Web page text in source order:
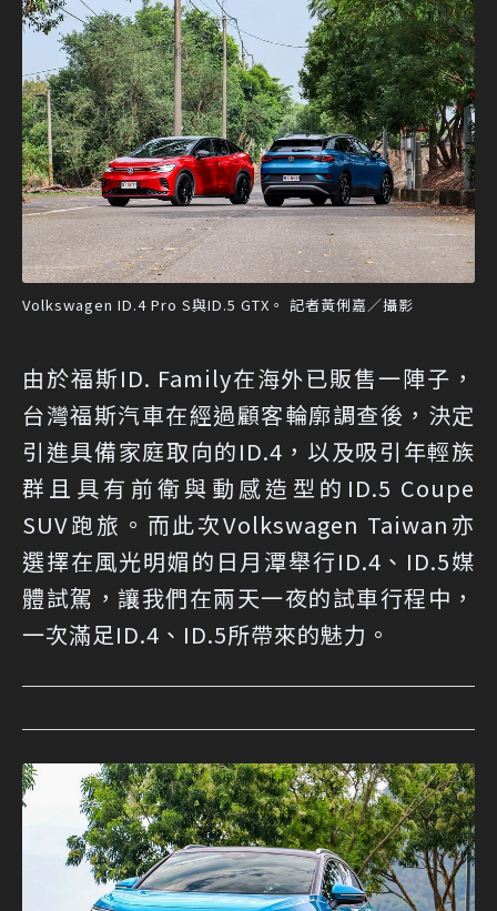
Volkswagen ID.4 Pro S與ID.5 GTX。 記者黃俐嘉／攝影
由於福斯ID. Family在海外已販售一陣子，
台灣福斯汽車在經過顧客輪廓調查後，決定
引進具備家庭取向的ID.4，以及吸引年輕族
群且具有前衛與動感造型的ID.5 Coupe
SUV跑旅。而此次Volkswagen Taiwan亦
選擇在風光明媚的日月潭舉行ID.4、ID.5媒
體試駕，讓我們在兩天一夜的試車行程中，
一次滿足ID.4、ID.5所帶來的魅力。